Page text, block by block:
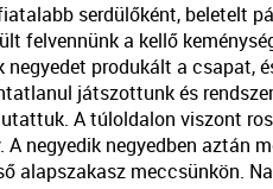
serdülőként, beletelt
felvennünk a kellő
produkált a csapat,
játszottunk és
A túloldalon viszont
A negyedik negyedben aztán
alapszakasz meccsünkön.